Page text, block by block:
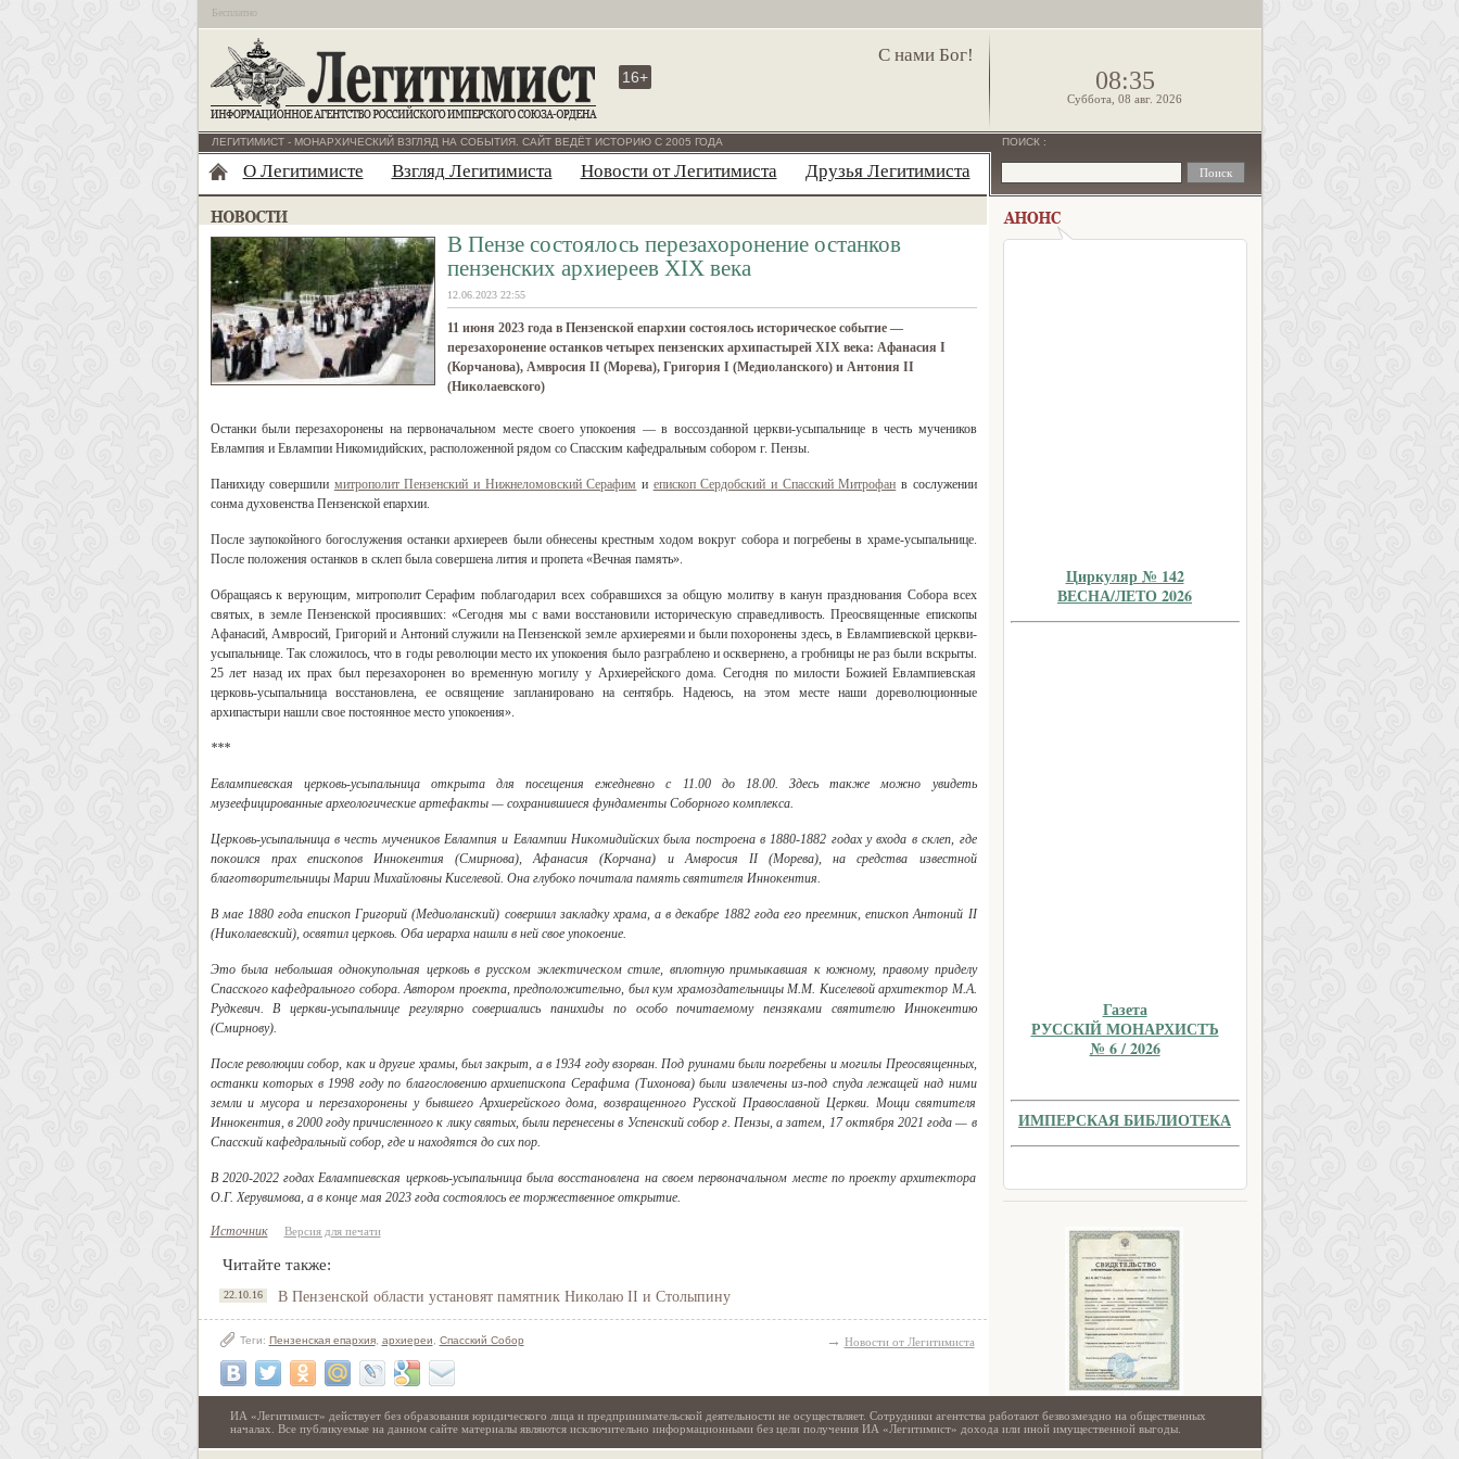
Бесплатно
С нами Бог!
16+ 08:35
Суббота, 08 авг. 2026
ЛЕГИТИМИСТ - МОНАРХИЧЕСКИЙ ВЗГЛЯД НА СОБЫТИЯ. САЙТ ВЕДЁТ ИСТОРИЮ С 2005 ГОДА
О Легитимисте Взгляд Легитимиста Новости от Легитимиста Друзья Легитимиста
В Пензе состоялось перезахоронение останков
пензенских архиереев XIX века
12.06.2023 22:55
11 июня 2023 года в Пензенской епархии состоялось историческое событие —
перезахоронение останков четырех пензенских архипастырей XIX века: Афанасия I
(Корчанова), Амвросия II (Морева), Григория I (Медиоланского) и Антония II
(Николаевского)
Останки были перезахоронены на первоначальном месте своего упокоения — в воссозданной церкви-усыпальнице в честь мучеников
Евлампия и Евлампии Никомидийских, расположенной рядом со Спасским кафедральным собором г. Пензы.
Панихиду совершили митрополит Пензенский и Нижнеломовский Серафим и епископ Сердобский и Спасский Митрофан в сослужении
сонма духовенства Пензенской епархии.
После заупокойного богослужения останки архиереев были обнесены крестным ходом вокруг собора и погребены в храме-усыпальнице.
После положения останков в склеп была совершена лития и пропета «Вечная память».
Обращаясь к верующим, митрополит Серафим поблагодарил всех собравшихся за общую молитву в канун празднования Собора всех
святых, в земле Пензенской просиявших: «Сегодня мы с вами восстановили историческую справедливость. Преосвященные епископы
Афанасий, Амвросий, Григорий и Антоний служили на Пензенской земле архиереями и были похоронены здесь, в Евлампиевской церкви-
усыпальнице. Так сложилось, что в годы революции место их упокоения было разграблено и осквернено, а гробницы не раз были вскрыты.
25 лет назад их прах был перезахоронен во временную могилу у Архиерейского дома. Сегодня по милости Божией Евлампиевская
церковь-усыпальница восстановлена, ее освящение запланировано на сентябрь. Надеюсь, на этом месте наши дореволюционные
архипастыри нашли свое постоянное место упокоения».
***
Евлампиевская церковь-усыпальница открыта для посещения ежедневно с 11.00 до 18.00. Здесь также можно увидеть
музеефицированные археологические артефакты — сохранившиеся фундаменты Соборного комплекса.
Церковь-усыпальница в честь мучеников Евлампия и Евлампии Никомидийских была построена в 1880-1882 годах у входа в склеп, где
покоился прах епископов Иннокентия (Смирнова), Афанасия (Корчана) и Амвросия II (Морева), на средства известной
благотворительницы Марии Михайловны Киселевой. Она глубоко почитала память святителя Иннокентия.
В мае 1880 года епископ Григорий (Медиоланский) совершил закладку храма, а в декабре 1882 года его преемник, епископ Антоний II
(Николаевский), освятил церковь. Оба иерарха нашли в ней свое упокоение.
Это была небольшая однокупольная церковь в русском эклектическом стиле, вплотную примыкавшая к южному, правому приделу
Спасского кафедрального собора. Автором проекта, предположительно, был кум храмоздательницы М.М. Киселевой архитектор М.А.
Рудкевич. В церкви-усыпальнице регулярно совершались панихиды по особо почитаемому пензяками святителю Иннокентию
(Смирнову).
После революции собор, как и другие храмы, был закрыт, а в 1934 году взорван. Под руинами были погребены и могилы Преосвященных,
останки которых в 1998 году по благословению архиепископа Серафима (Тихонова) были извлечены из-под спуда лежащей над ними
земли и мусора и перезахоронены у бывшего Архиерейского дома, возвращенного Русской Православной Церкви. Мощи святителя
Иннокентия, в 2000 году причисленного к лику святых, были перенесены в Успенский собор г. Пензы, а затем, 17 октября 2021 года — в
Спасский кафедральный собор, где и находятся до сих пор.
В 2020-2022 годах Евлампиевская церковь-усыпальница была восстановлена на своем первоначальном месте по проекту архитектора
О.Г. Херувимова, а в конце мая 2023 года состоялось ее торжественное открытие.
Источник Версия для печати
Читайте также:
22.10.16 В Пензенской области установят памятник Николаю II и Столыпину
Теги: Пензенская епархия, архиереи Спасский Собор → Новости от Легитимиста
ПОИСК :
Циркуляр № 142
ВЕСНА/ЛЕТО 2026
Газета
РУССКIЙ МОНАРХИСТЪ
№ 6 / 2026
ИМПЕРСКАЯ БИБЛИОТЕКА
ИА «Легитимист» действует без образования юридического лица и предпринимательской деятельности не осуществляет. Сотрудники агентства работают безвозмездно на общественных
началах. Все публикуемые на данном сайте материалы являются исключительно информационными без цели получения ИА «Легитимист» дохода или иной имущественной выгоды.